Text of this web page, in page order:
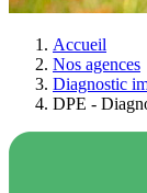
Accueil
Nos agences
Diagnostic
DPE -